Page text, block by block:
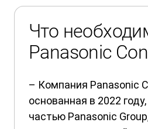
Что
Panasonic
– Компания Panasonic
основанная в 2022
частью Panasonic